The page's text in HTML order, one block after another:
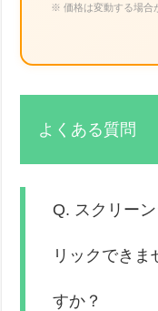
※ 価格は変動する場合
よくある質問
Q. スクリー
リックでき
すか？